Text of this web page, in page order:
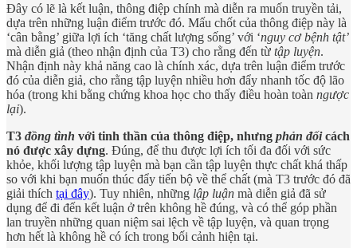
Đây có lẽ là kết luận, thông điệp chính mà diễn ra muốn truyền tải,
dựa trên những luận điểm trước đó. Mấu chốt của thông điệp này là
‘cân bằng’ giữa lợi ích ‘tăng chất lượng sống’ với ‘nguy cơ bệnh tật’
mà diễn giả (theo nhận định của T3) cho rằng đến từ tập luyện.
Nhận định này khả năng cao là chính xác, dựa trên luận điểm trước
đó của diễn giả, cho rằng tập luyện nhiều hơn đẩy nhanh tốc độ lão
hóa (trong khi bằng chứng khoa học cho thấy điều hoàn toàn ngược
lại).
T3 đồng tình với tinh thần của thông điệp, nhưng phản đốicách
nó được xây dựng. Đúng, để thu được lợi ích tối đa đối với sức
khỏe, khối lượng tập luyện mà bạn cần tập luyện thực chất khá thấp
so với khi bạn muốn thúc đẩy tiến bộ về thể chất (mà T3 trước đó đã
giải thích tại đây). Tuy nhiên, những lập luận mà diễn giả đã sử
dụng để đi đến kết luận ở trên không hề đúng, và có thể góp phần
lan truyền những quan niệm sai lệch về tập luyện, và quan trọng
hơn hết là không hề có ích trong bối cảnh hiện tại.